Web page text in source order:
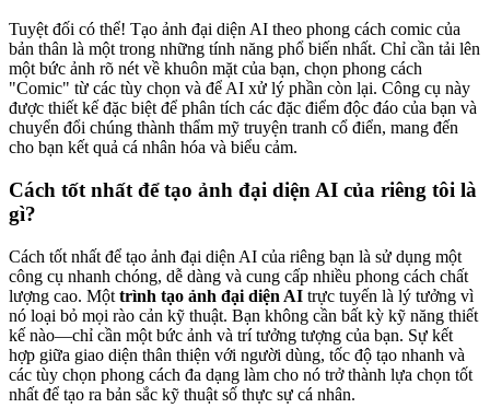
Tuyệt đối có thể! Tạo ảnh đại diện AI theo phong cách comic của
bản thân là một trong những tính năng phổ biến nhất. Chỉ cần tải lên
một bức ảnh rõ nét về khuôn mặt của bạn, chọn phong cách
"Comic" từ các tùy chọn và để AI xử lý phần còn lại. Công cụ này
được thiết kế đặc biệt để phân tích các đặc điểm độc đáo của bạn và
chuyển đổi chúng thành thẩm mỹ truyện tranh cổ điển, mang đến
cho bạn kết quả cá nhân hóa và biểu cảm.
Cách tốt nhất để tạo ảnh đại diện AI của riêng tôi là
gì?
Cách tốt nhất để tạo ảnh đại diện AI của riêng bạn là sử dụng một
công cụ nhanh chóng, dễ dàng và cung cấp nhiều phong cách chất
lượng cao. Một trình tạo ảnh đại diện AI trực tuyến là lý tưởng vì
nó loại bỏ mọi rào cản kỹ thuật. Bạn không cần bất kỳ kỹ năng thiết
kế nào—chỉ cần một bức ảnh và trí tưởng tượng của bạn. Sự kết
hợp giữa giao diện thân thiện với người dùng, tốc độ tạo nhanh và
các tùy chọn phong cách đa dạng làm cho nó trở thành lựa chọn tốt
nhất để tạo ra bản sắc kỹ thuật số thực sự cá nhân.